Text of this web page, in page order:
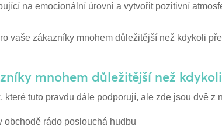
na emocionální úrovni a vytvořit pozitivní
vaše zákazníky mnohem důležitější než kdykoli
mnohem důležitější než
které tuto pravdu dále podporují, ale zde jsou dvě
obchodě rádo poslouchá hudbu